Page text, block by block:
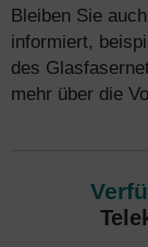
Bleiben Sie
informiert,
des
mehr über die